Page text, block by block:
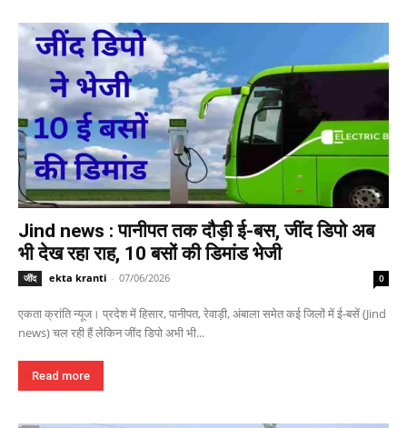
Jind news : पानीपत तक दौड़ी ई-बस, जींद डिपो अब
भी देख रहा राह, 10 बसों की डिमांड भेजी
जींद ekta kranti - 07/06/2026 0
एकता क्रांति न्यूज। प्रदेश में हिसार, पानीपत, रेवाड़ी, अंबाला समेत कई जिलों में ई-बसें (Jind
news) चल रही हैं लेकिन जींद डिपो अभी भी...
Read more